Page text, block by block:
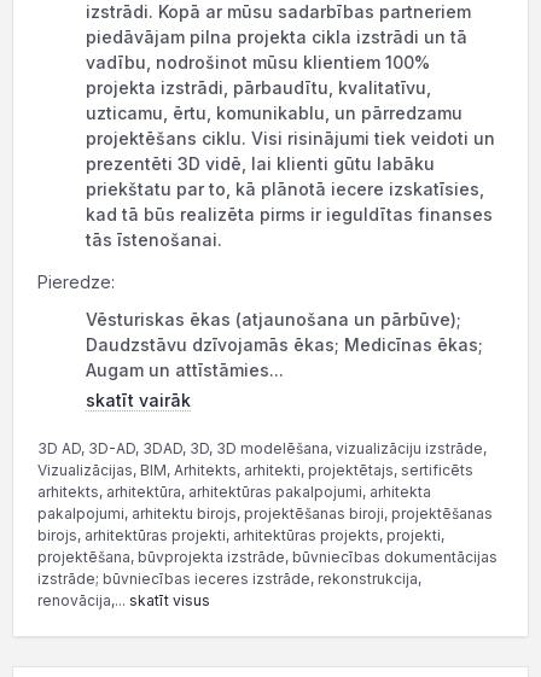
izstrādi. Kopā ar mūsu sadarbības partneriem
piedāvājam pilna projekta cikla izstrādi un tā
vadību, nodrošinot mūsu klientiem 100%
projekta izstrādi, pārbaudītu, kvalitatīvu,
uzticamu, ērtu, komunikablu, un pārredzamu
projektēšans ciklu. Visi risinājumi tiek veidoti un
prezentēti 3D vidē, lai klienti gūtu labāku
priekštatu par to, kā plānotā iecere izskatīsies,
kad tā būs realizēta pirms ir ieguldītas finanses
tās īstenošanai.
Pieredze:
Vēsturiskas ēkas (atjaunošana un pārbūve);
Daudzstāvu dzīvojamās ēkas; Medicīnas ēkas;
Augam un attīstāmies...
skatīt vairāk
3D AD, 3D-AD, 3DAD, 3D, 3D modelēšana, vizualizāciju izstrāde,
Vizualizācijas, BIM, Arhitekts, arhitekti, projektētajs, sertificēts
arhitekts, arhitektūra, arhitektūras pakalpojumi, arhitekta
pakalpojumi, arhitektu birojs, projektēšanas biroji, projektēšanas
birojs, arhitektūras projekti, arhitektūras projekts, projekti,
projektēšana, būvprojekta izstrāde, būvniecības dokumentācijas
izstrāde; būvniecības ieceres izstrāde, rekonstrukcija,
renovācija,... skatīt visus